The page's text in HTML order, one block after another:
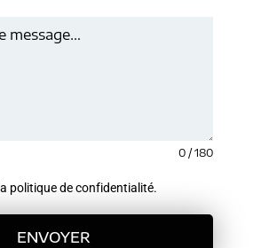
0 / 180
politique de confidentialité.
ENVOYER